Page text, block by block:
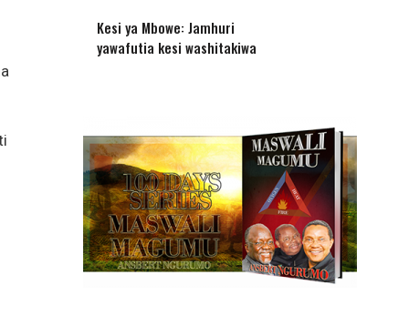
Kesi ya Mbowe: Jamhuri
yawafutia kesi washitakiwa